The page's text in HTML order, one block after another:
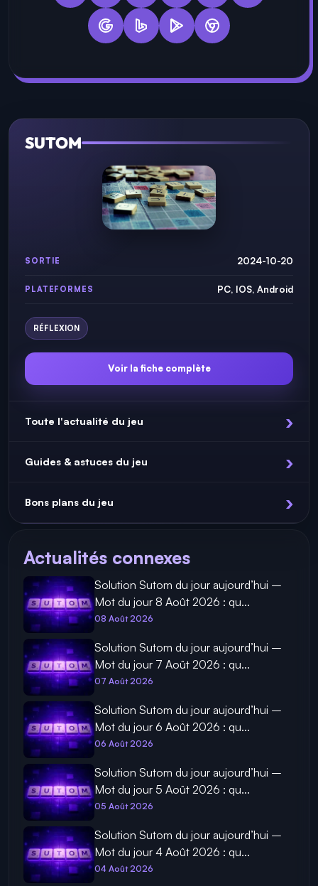
SUTOM
SORTIE 2024-10-20
PLATEFORMES PC, IOS, Android
RÉFLEXION
Voir la fiche complète
Toute l'actualité du jeu
Guides & astuces du jeu
Bons plans du jeu
Actualités connexes
Solution Sutom du jour aujourd’hui –
Mot du jour 8 Août 2026 : qu...
08 Août 2026
Solution Sutom du jour aujourd’hui –
Mot du jour 7 Août 2026 : qu...
07 Août 2026
Solution Sutom du jour aujourd’hui –
Mot du jour 6 Août 2026 : qu...
06 Août 2026
Solution Sutom du jour aujourd’hui –
Mot du jour 5 Août 2026 : qu...
05 Août 2026
Solution Sutom du jour aujourd’hui –
Mot du jour 4 Août 2026 : qu...
04 Août 2026